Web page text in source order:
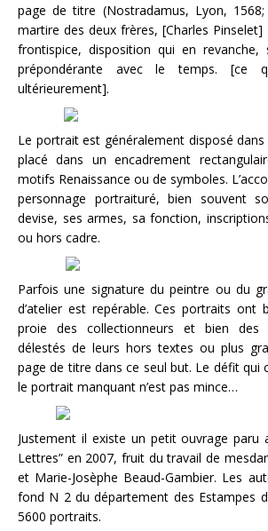
page de titre (Nostradamus, Lyon,
martire des deux frères, [Charles
frontispice, disposition qui en revanche,
prépondérante avec le temps. [ce
ultérieurement].
Le portrait est généralement disposé
placé dans un encadrement
motifs Renaissance ou de symboles.
personnage portraituré, bien souvent
devise, ses armes, sa fonction,
ou hors cadre.
Parfois une signature du peintre ou du
d’atelier est repérable. Ces portraits ont
proie des collectionneurs et bien des
délestés de leurs hors textes ou plus
page de titre dans ce seul but. Le défit qui
le portrait manquant n’est pas mince…
Justement il existe un petit ouvrage paru
Lettres” en 2007, fruit du travail de
et Marie-Josèphe Beaud-Gambier. Les
fond N 2 du département des Estampes
5600 portraits.